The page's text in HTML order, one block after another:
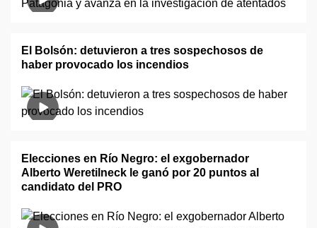
El Bolsón: detuvieron a tres sospechosos de
haber provocado los incendios
Elecciones en Río Negro: el exgobernador
Alberto Weretilneck le ganó por 20 puntos al
candidato del PRO